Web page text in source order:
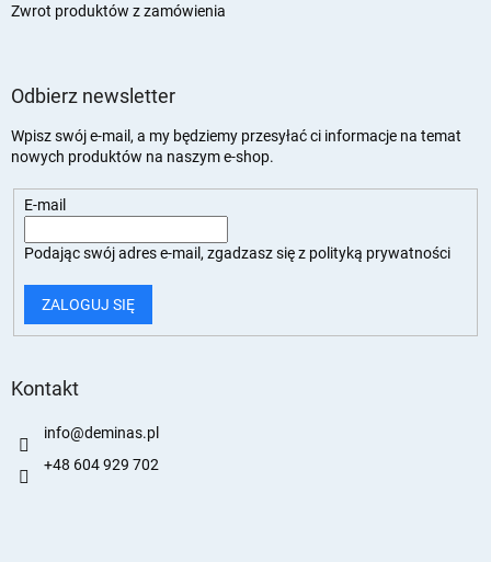
Zwrot produktów z zamówienia
Odbierz newsletter
Wpisz swój e-mail, a my będziemy przesyłać ci informacje na temat
nowych produktów na naszym e-shop.
E-mail
Podając swój adres e-mail, zgadzasz się z polityką prywatności
ZALOGUJ SIĘ
Kontakt
info@deminas.pl
+48 604 929 702